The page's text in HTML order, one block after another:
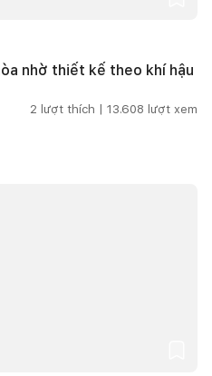
nhờ thiết kế theo khí hậu
2 lượt thích | 13.608 lượt xem